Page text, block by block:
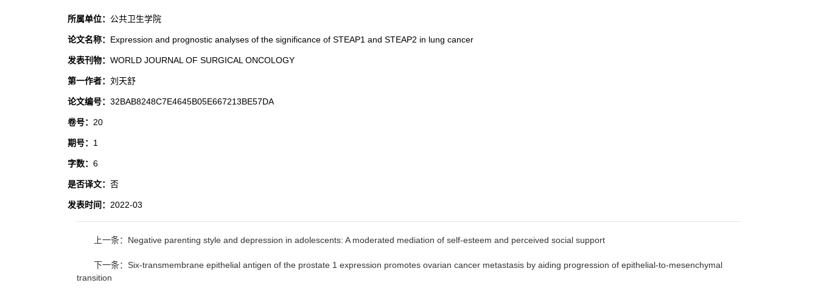
所属单位： 公共卫生学院
论文名称： Expression and prognostic analyses of the significance of STEAP1 and STEAP2 in lung cancer
发表刊物： WORLD JOURNAL OF SURGICAL ONCOLOGY
第一作者： 刘天舒
论文编号： 32BAB8248C7E4645B05E667213BE57DA
卷号： 20
期号： 1
字数： 6
是否译文： 否
发表时间： 2022-03
上一条：Negative parenting style and depression in adolescents: A moderated mediation of self-esteem and perceived social support
下一条：Six-transmembrane epithelial antigen of the prostate 1 expression promotes ovarian cancer metastasis by aiding progression of epithelial-to-mesenchymal
transition